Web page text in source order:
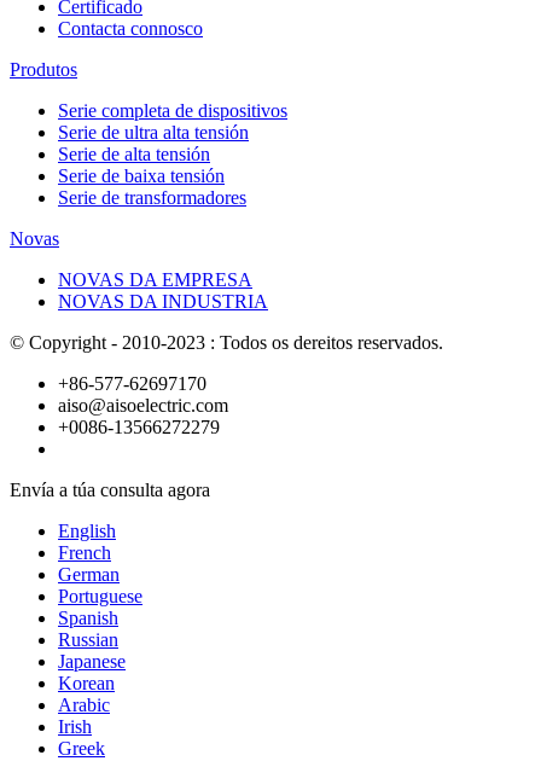
Certificado
Contacta connosco
Produtos
Serie completa de dispositivos
Serie de ultra alta tensión
Serie de alta tensión
Serie de baixa tensión
Serie de transformadores
Novas
NOVAS DA EMPRESA
NOVAS DA INDUSTRIA
© Copyright - 2010-2023 : Todos os dereitos reservados.
+86-577-62697170
aiso@aisoelectric.com
+0086-13566272279
Envía a túa consulta agora
English
French
German
Portuguese
Spanish
Russian
Japanese
Korean
Arabic
Irish
Greek